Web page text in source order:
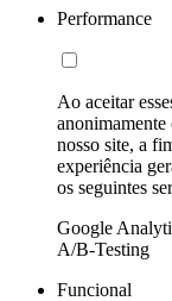
Performance
Ao aceitar
anonimamente
nosso site, a
experiência
os seguintes
Google
A/B-Testing
Funcional